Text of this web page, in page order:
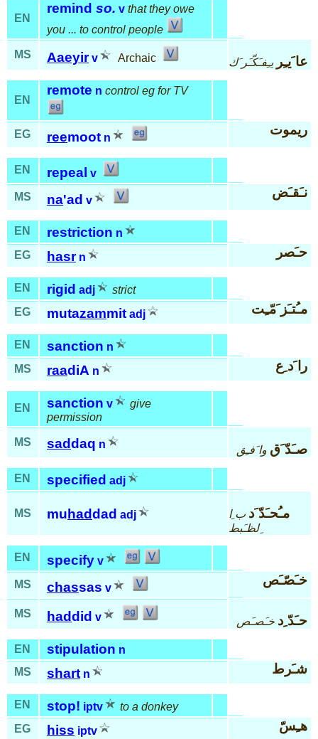
EN
remind so. v that they owe
you ... to control people
MS Aaeyir v Archaic عا َيـِر يـِفـَكّـَر َك
EN
remote n control eg for TV
EG reemoot n
ريموت
EN repeal v
MS
na'ad v
نـَقـَض
EN restriction n
EG
hasr n حـَصر
EN rigid adj
strict
EG
mutazammit adj مـُتـَز َمّـِت
EN sanction n
MS
raadiA n را َد ِع
EN sanction v
give
permission
MS saddaq n صـَدّ َق وا َفـِق
EN specified adj
MS muhaddad adj مـُحـَدّ َد ب ِا
ِلظـَبط
EN specify v
MS
chassas v
خـَصّـَص
MS haddid v حـَدّ ِد خـَصـَص
EN stipulation n
MS
shart n شـَرط
EN stop! iptv
to a donkey
EG
hiss iptv هـِسّ